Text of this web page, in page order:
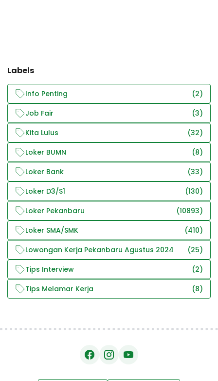
Labels
Info Penting
(2)
Job Fair
(3)
Kita Lulus
(32)
Loker BUMN
(8)
Loker Bank
(33)
Loker D3/S1
(130)
Loker Pekanbaru
(10893)
Loker SMA/SMK
(410)
Lowongan Kerja Pekanbaru Agustus 2024
(25)
Tips Interview
(2)
Tips Melamar Kerja
(8)